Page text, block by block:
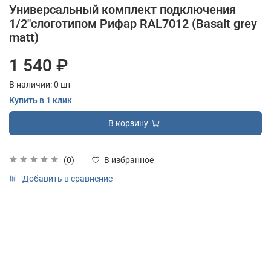
Универсальный комплект подключения
1/2"слоготипом Рифар RAL7012 (Basalt grey
matt)
(0)
В избранное
Добавить в сравнение
1 540 ₽
В наличии:0 шт
Купить в 1 клик
В корзину